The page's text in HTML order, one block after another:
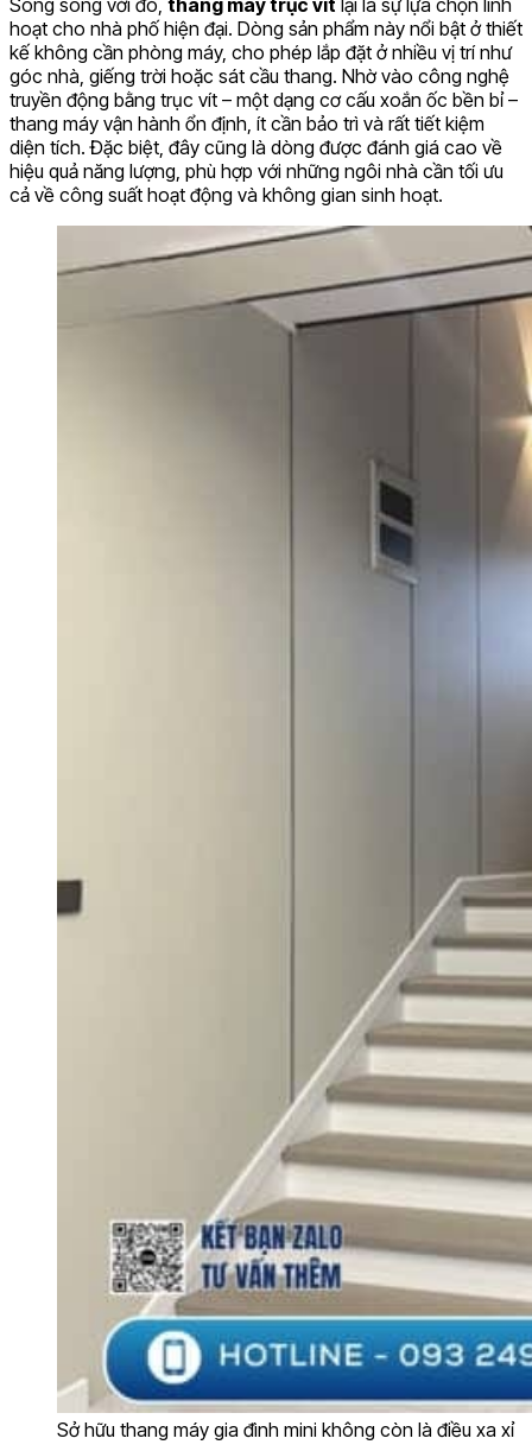
hoạt cho nhà phố hiện đại. Dòng sản phẩm này nổi bật ở thiết
kế không cần phòng máy, cho phép lắp đặt ở nhiều vị trí như
góc nhà, giếng trời hoặc sát cầu thang. Nhờ vào công nghệ
truyền động bằng trục vít – một dạng cơ cấu xoắn ốc bền bỉ –
thang máy vận hành ổn định, ít cần bảo trì và rất tiết kiệm
diện tích. Đặc biệt, đây cũng là dòng được đánh giá cao về
hiệu quả năng lượng, phù hợp với những ngôi nhà cần tối ưu
cả về công suất hoạt động và không gian sinh hoạt.
Sở hữu thang máy gia đình mini không còn là điều xa xỉ